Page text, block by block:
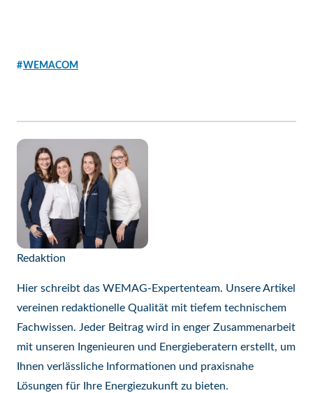
WEMACOM
Redaktion
Hier schreibt das WEMAG-Expertenteam. Unsere Artikel
vereinen redaktionelle Qualität mit tiefem technischem
Fachwissen. Jeder Beitrag wird in enger Zusammenarbeit
mit unseren Ingenieuren und Energieberatern erstellt, um
Ihnen verlässliche Informationen und praxisnahe
Lösungen für Ihre Energiezukunft zu bieten.